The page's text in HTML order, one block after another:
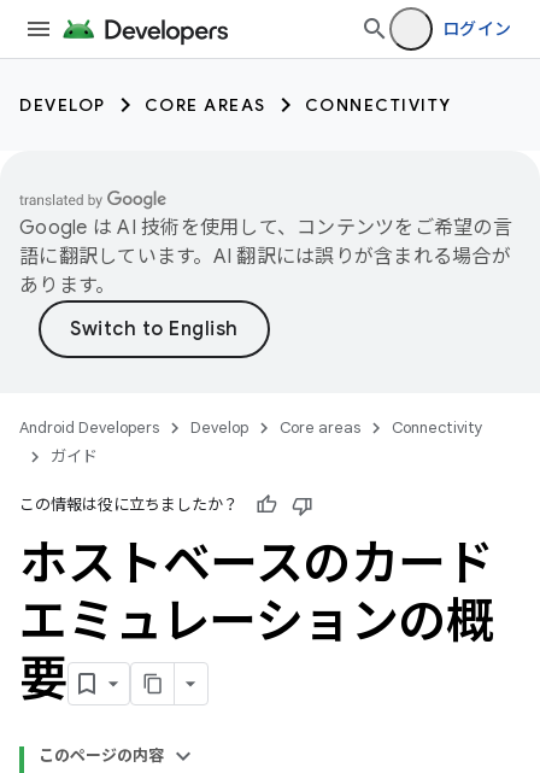
ログイン
DEVELOP CORE AREAS CONNECTIVITY
Google は AI 技術を使用して、コンテンツをご希望の言
語に翻訳しています。AI 翻訳には誤りが含まれる場合が
あります。
Android Developers Develop Core areas
Connectivity
ガイド
この情報は役に立ちましたか？
ホストベースのカード
エミュレーションの概
要
このページの内容